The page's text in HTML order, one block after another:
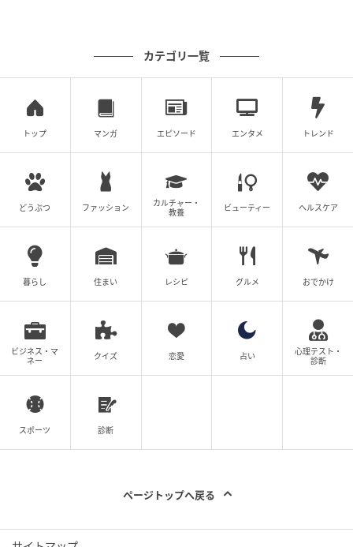
カテゴリ一覧
トップ マンガ エピソード エンタメ トレンド
どうぶつ ファッション
カルチャー・
教養
ビューティー ヘルスケア
暮らし 住まい レシピ グルメ おでかけ
ビジネス・マ
ネー
クイズ 恋愛 占い
心理テスト・
診断
スポーツ 診断
ページトップへ戻る